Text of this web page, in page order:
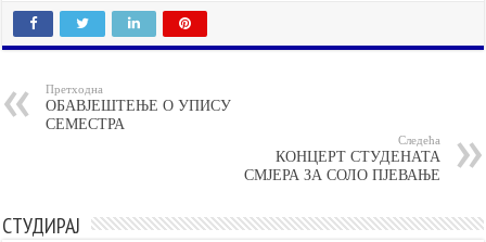
Претходна
ОБАВЈЕШТЕЊЕ О УПИСУ
СЕМЕСТРА
Следећа
КОНЦЕРТ СТУДЕНАТА
СМЈЕРА ЗА СОЛО ПЈЕВАЊЕ
СТУДИРАЈ